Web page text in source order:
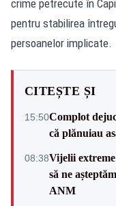
crime petrecute în
pentru stabilirea
persoanelor implicate.
CITEȘTE ȘI
15:50Complot
că plănuiau
08:38Vijelii
să ne
ANM